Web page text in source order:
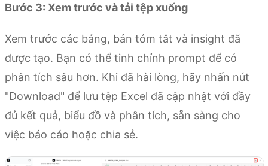
Bước 3: Xem trước và tải tệp xuống
Xem trước các bảng, bản tóm tắt và insight đã
được tạo. Bạn có thể tinh chỉnh prompt để có
phân tích sâu hơn. Khi đã hài lòng, hãy nhấn nút
"Download" để lưu tệp Excel đã cập nhật với đầy
đủ kết quả, biểu đồ và phân tích, sẵn sàng cho
việc báo cáo hoặc chia sẻ.